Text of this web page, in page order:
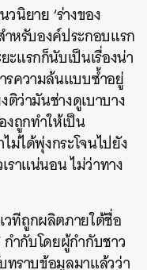
นิยาย ‘ร่างของ
ำหรับองค์ประกอบแรก
แรกก็นับเป็นเรื่องน่า
รความล้นแบบซ้ำอยู่
ติว่ามันช่างดูเบาบาง
งถูกทำให้เป็น
ม่ได้พุ่งกระโจนไปยัง
ราแน่นอน ไม่ว่าทาง
วทีถูกผลิตภายใต้ชื่อ
กำกับโดยผู้กำกับชาว
ทราบข้อมูลมาแล้วว่า